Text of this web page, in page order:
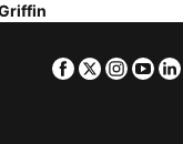
avec piscine
hôtels avec piscine
Facebook
Twitter